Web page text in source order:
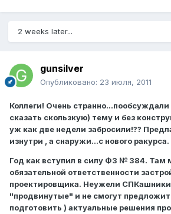
2 weeks later...
gunsilver
Опубликовано: 23 июля, 2011
Коллеги! Очень
сказать скользкую) тему и без
уж как две недели забросили!??
изнутри , а снаружи...с нового ракурса.
Год как вступил в силу ФЗ № 384. Там
обязательной ответственности
проектировщика. Неужели СПКашники
"продвинутые" и не смогут
подготовить ) актуальные решения